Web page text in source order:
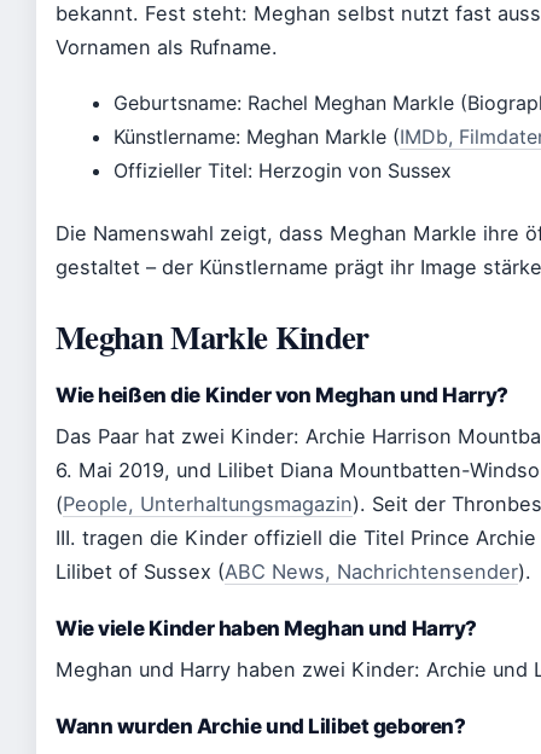
bekannt. Fest steht: Meghan selbst nutzt fast
Vornamen als Rufname.
Geburtsname: Rachel Meghan Markle
Künstlername: Meghan Markle (IMDb,
Offizieller Titel: Herzogin von Sussex
Die Namenswahl zeigt, dass Meghan Markle ihre
gestaltet – der Künstlername prägt ihr Image
Meghan Markle Kinder
Wie heißen die Kinder von Meghan und Harry?
Das Paar hat zwei Kinder: Archie Harrison
6. Mai 2019, und Lilibet Diana Mountbatten-
(People, Unterhaltungsmagazin). Seit der
III. tragen die Kinder offiziell die Titel Prince
Lilibet of Sussex (ABC News, Nachrichtensender).
Wie viele Kinder haben Meghan und Harry?
Meghan und Harry haben zwei Kinder: Archie und
Wann wurden Archie und Lilibet geboren?